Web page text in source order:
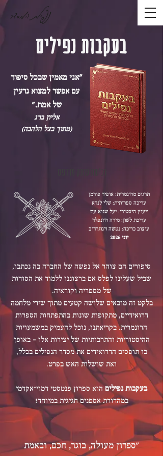
נפילת המסדר
בעקבות נפילים
"אני מאמין שבכל סיפור
עםאפשר למצוא גרעין
של אמת."
אליון ברג
(מתוך בצל הלהבה)
תרגום מרונמרית: אופיר פורמן
עריכה ספרותית: שלי לנדא
ייעוץ היסטורי: יעל שגיא עוז
עריכת לשון: מירה רוזנפלד
עיצוב כריכה: נטשה וינוגרדוב
יוני 2026
סיפורים הם צוהר אל נפשה של החברה בה נכתבו,
שביל שעלינו לפלס אם ברצוננו ללמוד את הסודות
של מספריה וקוראיה.
בלקט זה מובאים שלושה קטעים מתוך שירי מלחמה
דרואידיים, מתקופות שונות בהתפתחות הספרות
הרונמרית. בקריאתנו, נוכל להעמיק במשמעויות
ההיסטוריות והתרבותיות של יצירות אלו – באופן
בו תופסים הדרואידים את מסדר הנפילים בכלל,
ואת שושלות האש בפרט.
בעקבות נפיליםהוא ספרון פנטסטי דמוי־אקדמי
במהדורת אספנים חגיגית במיוחד!
"ספרון מעולה, בוגר, חכם, ובאמת